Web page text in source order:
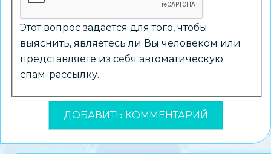
Этот вопрос задается для того, чтобы
выяснить, являетесь ли Вы человеком или
представляете из себя автоматическую
спам-рассылку.